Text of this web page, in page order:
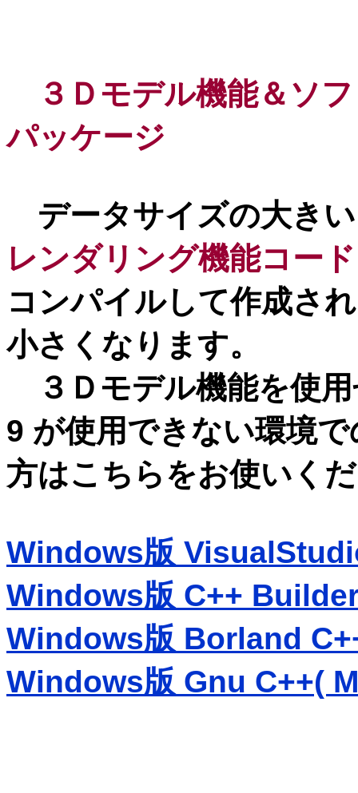
３Ｄモデル機能＆ソ
パッケージ
データサイズの大きい
レンダリング機能コード
コンパイルして作成さ
小さくなります。
３Ｄモデル機能を使
9 が使用できない環境
方はこちらをお使いく
Windows版
Windows版 C++
Windows版 Borland
Windows版 Gnu C++(